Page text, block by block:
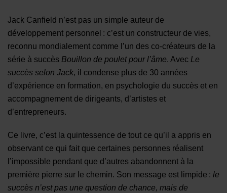
Jack Canfield n’est pas un simple auteur de
développement personnel : c’est un constructeur de vies,
reconnu mondialement comme l’un des co-créateurs de la
série à succès Bouillon de poulet pour l’âme. Avec Le
succès selon Jack, il condense plus de 30 années
d’expérience en formation, en psychologie du succès et en
accompagnement de dirigeants, d’artistes et
d’entrepreneurs.
Ce livre, c’est la quintessence de tout ce qu’il a appris en
observant ce qui fait que certaines personnes réalisent
l’impossible pendant que d’autres abandonnent à la
première pierre sur le chemin. Son message est limpide : le
succès n’est pas une question de chance, mais de